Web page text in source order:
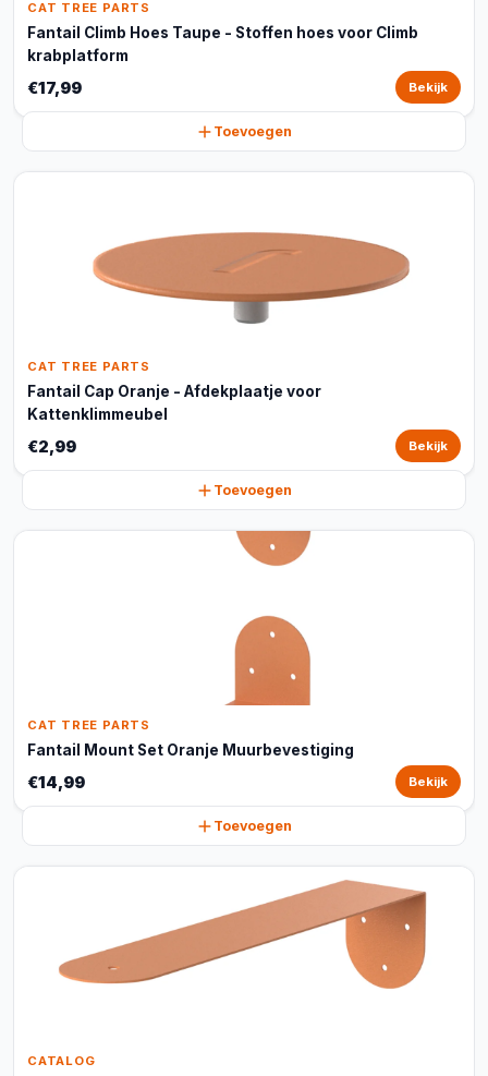
CAT TREE PARTS
Fantail Climb Hoes Taupe - Stoffen hoes voor Climb
krabplatform
€17,99 Bekijk
Toevoegen
CAT TREE PARTS
Fantail Cap Oranje - Afdekplaatje voor
Kattenklimmeubel
€2,99 Bekijk
Toevoegen
CAT TREE PARTS
Fantail Mount Set Oranje Muurbevestiging
€14,99 Bekijk
Toevoegen
CATALOG